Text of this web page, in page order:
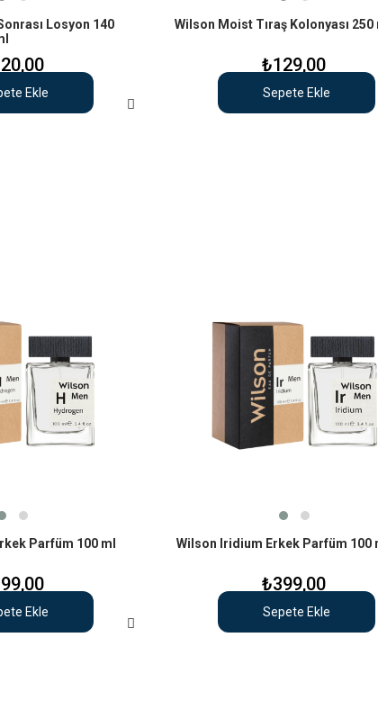
Losyon 140
Ekle
Wilson Moist Tıraş Kolonyası 250
₺129,00
Sepete Ekle
Parfüm 100 ml
Ekle
Wilson Iridium Erkek Parfüm 100
₺399,00
Sepete Ekle